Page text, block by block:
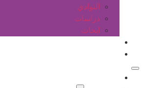
النوادي
دراسات
ابحاث